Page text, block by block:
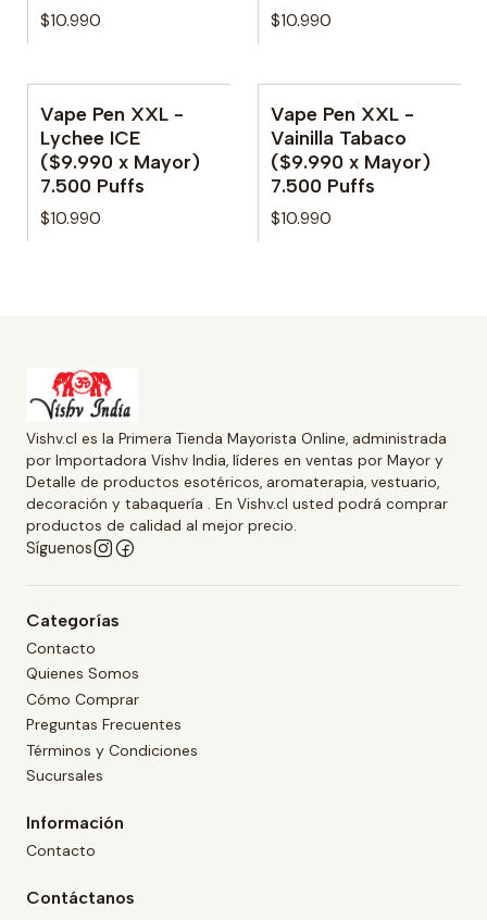
$10.990 $10.990
Vape Pen XXL -
Lychee ICE
($9.990 x Mayor)
7.500 Puffs
$10.990
No disponible
Vape Pen XXL -
Vainilla Tabaco
($9.990 x Mayor)
7.500 Puffs
$10.990
Vishv.cl es la Primera Tienda Mayorista Online, administrada
por Importadora Vishv India, líderes en ventas por Mayor y
Detalle de productos esotéricos, aromaterapia, vestuario,
decoración y tabaquería . En Vishv.cl usted podrá comprar
productos de calidad al mejor precio.
Síguenos
Categorías
Contacto
Quienes Somos
Cómo Comprar
Preguntas Frecuentes
Términos y Condiciones
Sucursales
Información
Contacto
Contáctanos